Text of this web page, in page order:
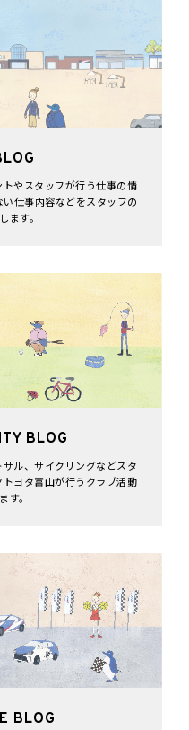
やスタッフが行う仕事の情
仕事内容などをスタッフの
ます。
BLOG
ル、サイクリングなどスタ
ヨタ富山が行うクラブ活動
す。
BLOG